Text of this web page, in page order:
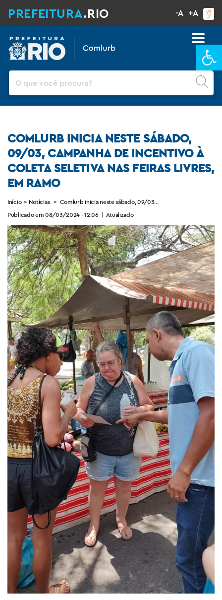
PREFEITURA.RIO -A +A
Pesquisar
COMLURB INICIA NESTE SÁBADO,
09/03, CAMPANHA DE INCENTIVO À
COLETA SELETIVA NAS FEIRAS LIVRES,
EM RAMO
Início > Notícias > Comlurb inicia neste sábado, 09/03, campanha de incentivo
Publicado em 08/03/2024 - 12:06 | Atualizado